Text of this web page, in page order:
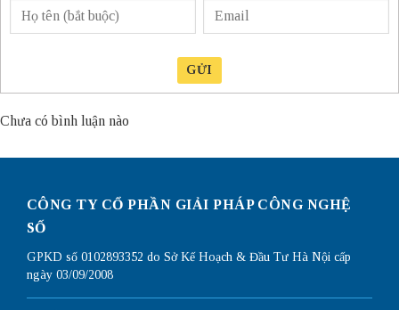
GỬI
Chưa có bình luận nào
CÔNG TY CỔ PHẦN GIẢI PHÁP CÔNG NGHỆ
SỐ
GPKD số 0102893352 do Sở Kế Hoạch & Đầu Tư Hà Nội cấp
ngày 03/09/2008